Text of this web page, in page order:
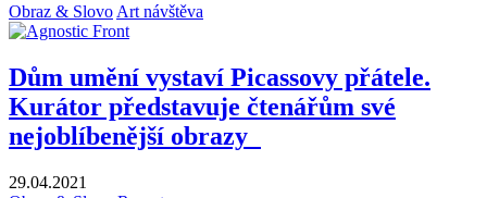
Obraz & SlovoArt návštěva
Dům umění vystaví Picassovy přátele.
Kurátor představuje čtenářům své
nejoblíbenější obrazy
29.04.2021